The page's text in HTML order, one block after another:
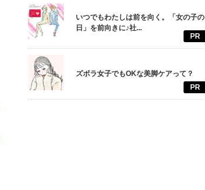
いつでもわたしは前を向く。「女の子の
日」を前向きに♪社...
PR
ズボラ女子でもOKな美脚ケアって？
PR